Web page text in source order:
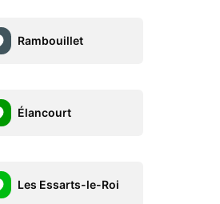
Rambouillet
Élancourt
Les Essarts-le-Roi